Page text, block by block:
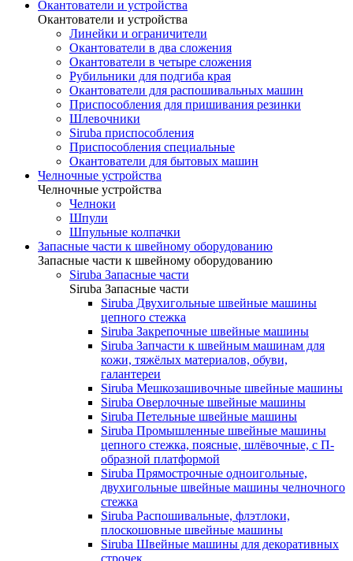
Окантователи и устройства
Окантователи и устройства
Линейки и ограничители
Окантователи в два сложения
Окантователи в четыре сложения
Рубильники для подгиба края
Окантователи для распошивальных машин
Приспособления для пришивания резинки
Шлевочники
Siruba приспособления
Приспособления специальные
Окантователи для бытовых машин
Челночные устройства
Челночные устройства
Челноки
Шпули
Шпульные колпачки
Запасные части к швейному оборудованию
Запасные части к швейному оборудованию
Siruba Запасные части
Siruba Запасные части
Siruba Двухигольные швейные машины
цепного стежка
Siruba Закрепочные швейные машины
Siruba Запчасти к швейным машинам для
кожи, тяжёлых материалов, обуви,
галантереи
Siruba Мешкозашивочные швейные машины
Siruba Оверлочные швейные машины
Siruba Петельные швейные машины
Siruba Промышленные швейные машины
цепного стежка, поясные, шлёвочные, с П-
образной платформой
Siruba Прямострочные одноигольные,
двухигольные швейные машины челночного
стежка
Siruba Распошивальные, флэтлоки,
плоскошовные швейные машины
Siruba Швейные машины для декоративных
строчек